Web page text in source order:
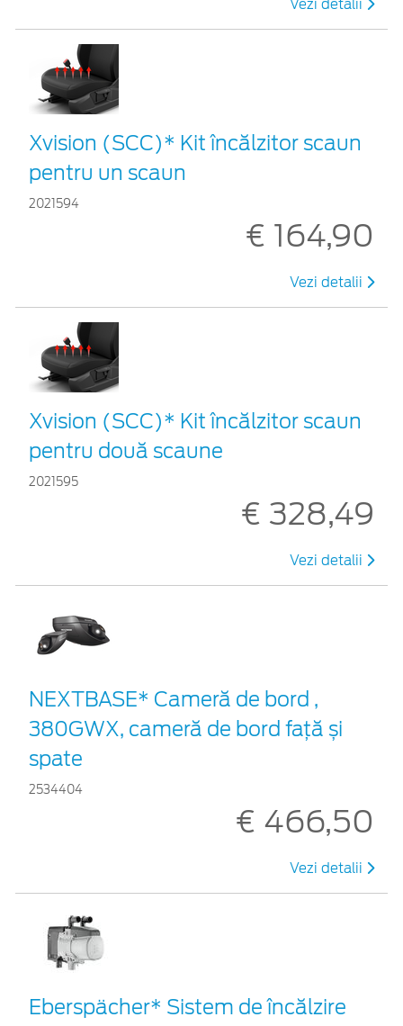
Vezi detalii
Xvision (SCC)* Kit încălzitor scaun
pentru un scaun
2021594
€ 164,90
Vezi detalii
Xvision (SCC)* Kit încălzitor scaun
pentru două scaune
2021595
€ 328,49
Vezi detalii
NEXTBASE* Cameră de bord ,
380GWX, cameră de bord față și
spate
2534404
€ 466,50
Vezi detalii
Eberspächer* Sistem de încălzire